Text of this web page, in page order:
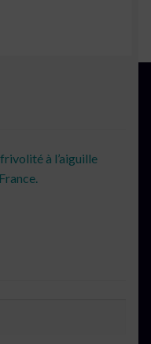
à l’aiguille